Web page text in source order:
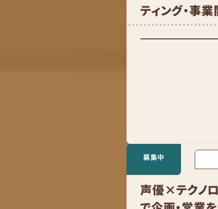
ティング・事
募集中
声優×テクノ